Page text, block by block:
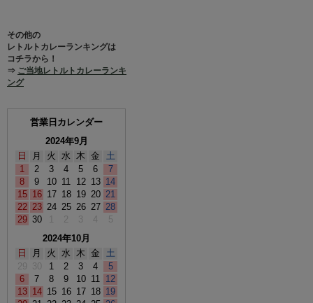
その他の
レトルトカレーランキングは
コチラから！
⇒ ご当地レトルトカレーランキ
ング
営業日カレンダー
2024年9月
日
月 火 水 木 金
土
1
2 3 4 5 6
7
8
9 10 11 12 13 14
15 16 17 18 19 20 21
22 23 24 25 26 27 28
29 30 1 2 3
5
2024年10月
日
月 火 水 木 金
土
29
30 1 2 3 4
5
6
7 8 9 10 11 12
13 14 15 16 17 18 19